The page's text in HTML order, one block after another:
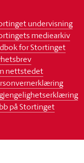
undervisning
mediearkiv
for Stortinget
nettstedet
på Stortinget